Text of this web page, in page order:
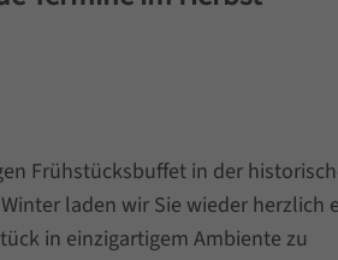
Frühstücksbuffet in der
laden wir Sie wieder herzlich
in einzigartigem Ambiente zu